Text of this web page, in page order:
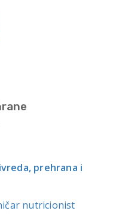
prehrana i
nutricionist